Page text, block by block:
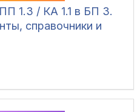
1.3 / КА 1.1 в БП 3.
справочники и